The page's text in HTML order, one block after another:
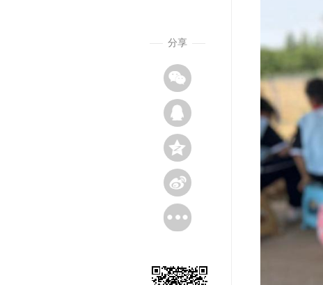
分享